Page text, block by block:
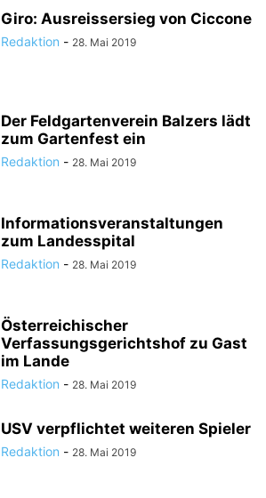
Giro: Ausreissersieg von Ciccone
Redaktion - 28. Mai 2019
Der Feldgartenverein Balzers lädt
zum Gartenfest ein
Redaktion - 28. Mai 2019
Informationsveranstaltungen
zum Landesspital
Redaktion - 28. Mai 2019
Österreichischer
Verfassungsgerichtshof zu Gast
im Lande
Redaktion - 28. Mai 2019
USV verpflichtet weiteren Spieler
Redaktion - 28. Mai 2019